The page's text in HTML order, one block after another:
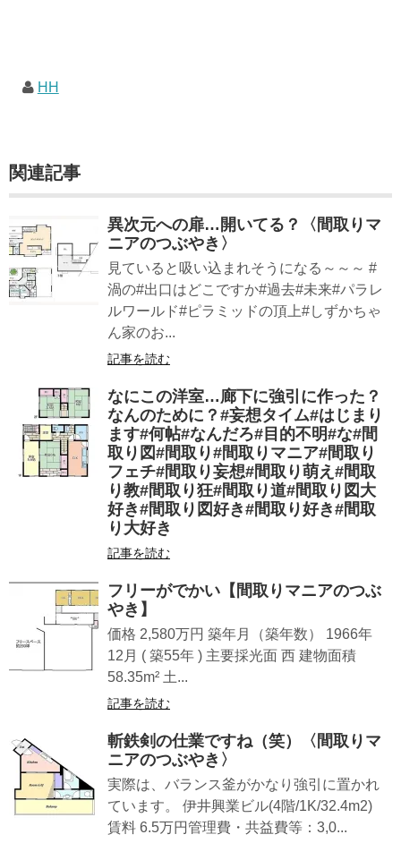
HH
関連記事
異次元への扉…開いてる？〈間取りマ
ニアのつぶやき〉
見ていると吸い込まれそうになる～～～ #
渦の#出口はどこですか#過去#未来#パラレ
ルワールド#ピラミッドの頂上#しずかちゃ
ん家のお...
記事を読む
なにこの洋室…廊下に強引に作った？
なんのために？#妄想タイム#はじまり
ます#何帖#なんだろ#目的不明#な#間
取り図#間取り#間取りマニア#間取り
フェチ#間取り妄想#間取り萌え#間取
り教#間取り狂#間取り道#間取り図大
好き#間取り図好き#間取り好き#間取
り大好き
記事を読む
フリーがでかい【間取りマニアのつぶ
やき】
価格 2,580万円 築年月（築年数） 1966年
12月 ( 築55年 ) 主要採光面 西 建物面積
58.35m² 土...
記事を読む
斬鉄剣の仕業ですね（笑）〈間取りマ
ニアのつぶやき〉
実際は、バランス釜がかなり強引に置かれ
ています。 伊井興業ビル(4階/1K/32.4m2)
賃料 6.5万円管理費・共益費等：3,0...